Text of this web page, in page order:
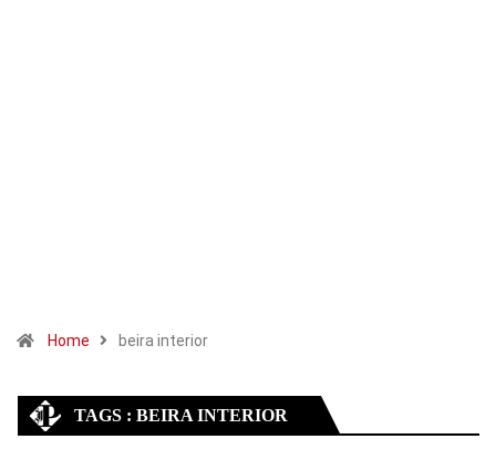
Home beira interior
TAGS : BEIRA INTERIOR